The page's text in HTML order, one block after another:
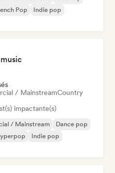
Pop
Indie pop
/ MainstreamCountry
impactante(s)
/ Mainstream
Dance pop
Indie pop